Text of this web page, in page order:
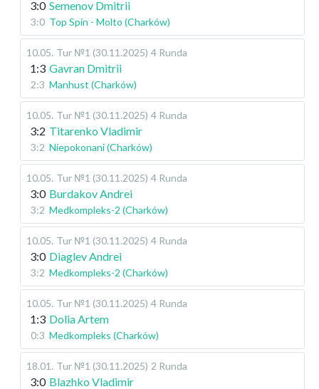
3:0 Semenov Dmitrii
3:0 Top Spin - Molto (Charków)
10.05. Tur №1 (30.11.2025) 4 Runda
1:3 Gavran Dmitrii
2:3 Manhust (Charków)
10.05. Tur №1 (30.11.2025) 4 Runda
3:2 Titarenko Vladimir
3:2 Niepokonani (Charków)
10.05. Tur №1 (30.11.2025) 4 Runda
3:0 Burdakov Andrei
3:2 Medkompleks-2 (Charków)
10.05. Tur №1 (30.11.2025) 4 Runda
3:0 Diaglev Andrei
3:2 Medkompleks-2 (Charków)
10.05. Tur №1 (30.11.2025) 4 Runda
1:3 Dolia Artem
0:3 Medkompleks (Charków)
18.01 . Tur №1 (30.11.2025) 2 Runda
3:0 Blazhko Vladimir